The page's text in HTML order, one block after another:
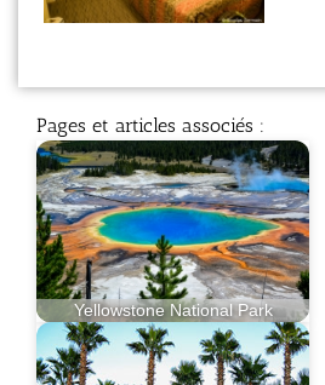
Pages et articles associés :
Yellowstone National Park